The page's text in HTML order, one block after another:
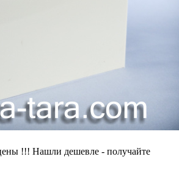
!!! Нашли дешевле - получайте